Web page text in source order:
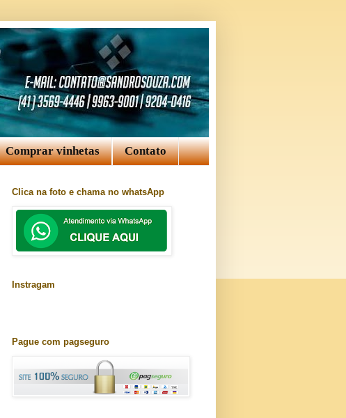
Comprar vinhetas Contato
Clica na foto e chama no whatsApp
Instragam
Pague com pagseguro